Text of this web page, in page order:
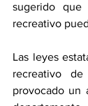
sugerido
recreativo
Las leyes
recreativo
provocado un